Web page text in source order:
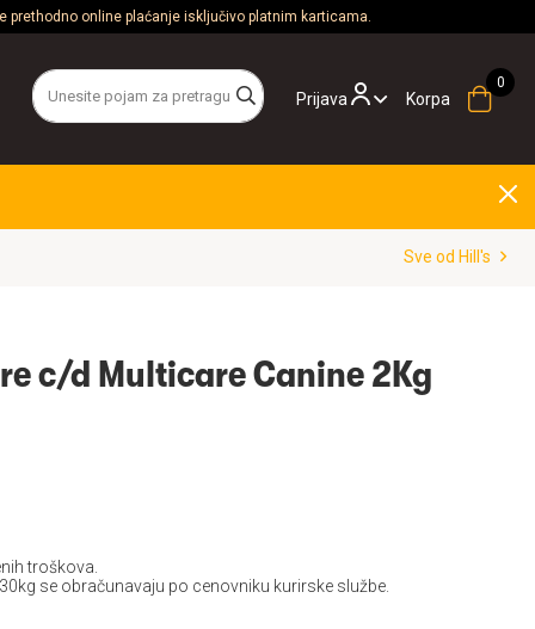
prethodno online plaćanje isključivo platnim karticama.
Prijava Korpa
Sve od Hill's
c/d Multicare Canine 2Kg
troškova.
se obračunavaju po cenovniku kurirske službe.